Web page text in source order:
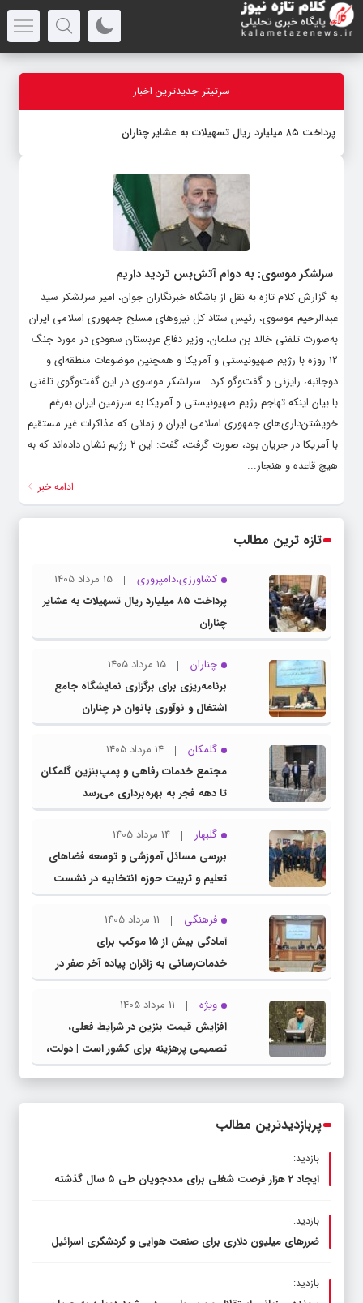
سرتیتر جدیدترین اخبار
پرداخت ۸۵ میلیارد ریال تسهیلات به عشایر چناران
سرلشکر موسوی: به دوام آتش‌بس تردید داریم
به گزارش کلام تازه به نقل از باشگاه خبرنگاران جوان، امیر سرلشکر سید
عبدالرحیم موسوى، رئیس ستاد کل نیرو‌های مسلح جمهوری اسلامی ایران
به‌صورت تلفنى خالد بن سلمان، وزیر دفاع عربستان سعودی در مورد جنگ
١٢ روزه با رژیم صهیونیستى و آمریکا و همچنین موضوعات منطقه‌اى و
دوجانبه، رایزنى و گفت‌و‌گو کرد. ‌ سرلشکر موسوی در این گفت‌وگوی تلفنی
با بیان اینکه تهاجم رژیم صهیونیستى و آمریکا به سرزمین ایران به‌رغم
خویشتن‌دارى‌هاى جمهوری اسلامی ایران و زمانى که مذاکرات غیر مستقیم
با آمریکا در جریان بود، صورت گرفت، گفت: این ۲ رژیم نشان داده‌اند که به
هیچ قاعده و هنجار...
ادامه خبر
تازه ترین مطالب
کشاورزی،دامپروری
15 مرداد 1405
پرداخت ۸۵ میلیارد ریال تسهیلات به عشایر
چناران
چناران
15 مرداد 1405
برنامه‌ریزی برای برگزاری نمایشگاه جامع
اشتغال و نوآوری بانوان در چناران
گلمکان
14 مرداد 1405
مجتمع خدمات رفاهی و پمپ‌بنزین گلمکان
تا دهه فجر به بهره‌برداری می‌رسد
گلبهار
14 مرداد 1405
بررسی مسائل آموزشی و توسعه فضاهای
تعلیم و تربیت حوزه انتخابیه در نشست
مشترک عضو کمیسیون آموزش مجلس با
مدیرکل آموزش و پرورش خراسان رضوی
فرهنگی
11 مرداد 1405
آمادگی بیش از ۱۵ موکب برای
خدمات‌رسانی به زائران پیاده آخر صفر در
شهرستان چناران
ویژه
11 مرداد 1405
افزایش قیمت بنزین در شرایط فعلی،
تصمیمی پرهزینه برای کشور است | دولت،
قاچاق سوخت و عوامل اصلی ناترازی را
پربازدیدترین مطالب
بازدید:
ایجاد 2 هزار فرصت شغلی برای مددجویان طی ۵ سال گذشته
بازدید:
ضررهای میلیون دلاری برای صنعت هوایی و گردشگری اسرائیل
بازدید: